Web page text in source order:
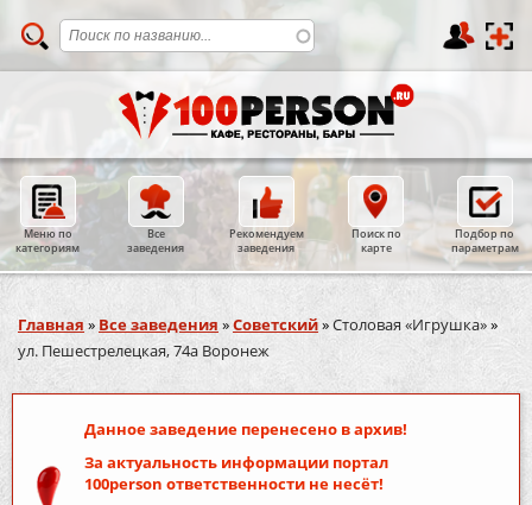
Меню по
категориям
Все
заведения
Рекомендуем
заведения
Поиск по
карте
Подбор по
параметрам
Вы здесь
Главная » Все заведения »Советский»Столовая «Игрушка»»
ул. Пешестрелецкая, 74а Воронеж
Данное заведение перенесено в архив!
За актуальность информации портал
100person ответственности не несёт!